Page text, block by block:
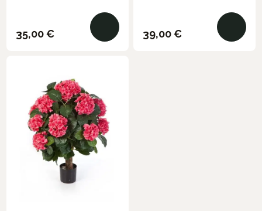
Regulärer Preis:
35,00 € Regulärer Preis:
39,00 €